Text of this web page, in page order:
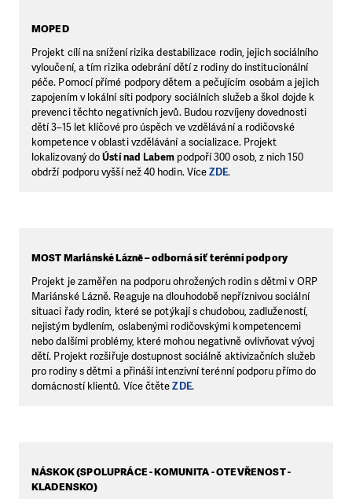
MOPED
Projekt cílí na snížení rizika destabilizace rodin, jejich sociálního
vyloučení, a tím rizika odebrání dětí z rodiny do institucionální
péče. Pomocí přímé podpory dětem a pečujícím osobám a jejich
zapojením v lokální síti podpory sociálních služeb a škol dojde k
prevenci těchto negativních jevů. Budou rozvíjeny dovednosti
dětí 3–15 let klíčové pro úspěch ve vzdělávání a rodičovské
kompetence v oblasti vzdělávání a socializace. Projekt
lokalizovaný doÚstí nad Labem podpoří 300 osob, z nich 150
obdrží podporu vyšší než 40 hodin. VíceZDE.
MOST Mariánské Lázně – odborná síť terénní podpory
Projekt je zaměřen na podporu ohrožených rodin s dětmi v ORP
Mariánské Lázně. Reaguje na dlouhodobě nepříznivou sociální
situaci řady rodin, které se potýkají s chudobou, zadlužeností,
nejistým bydlením, oslabenými rodičovskými kompetencemi
nebo dalšími problémy, které mohou negativně ovlivňovat vývoj
dětí. Projekt rozšiřuje dostupnost sociálně aktivizačních služeb
pro rodiny s dětmi a přináší intenzivní terénní podporu přímo do
domácností klientů. Více čtěteZDE.
NÁSKOK (SPOLUPRÁCE - KOMUNITA - OTEVŘENOST -
KLADENSKO)